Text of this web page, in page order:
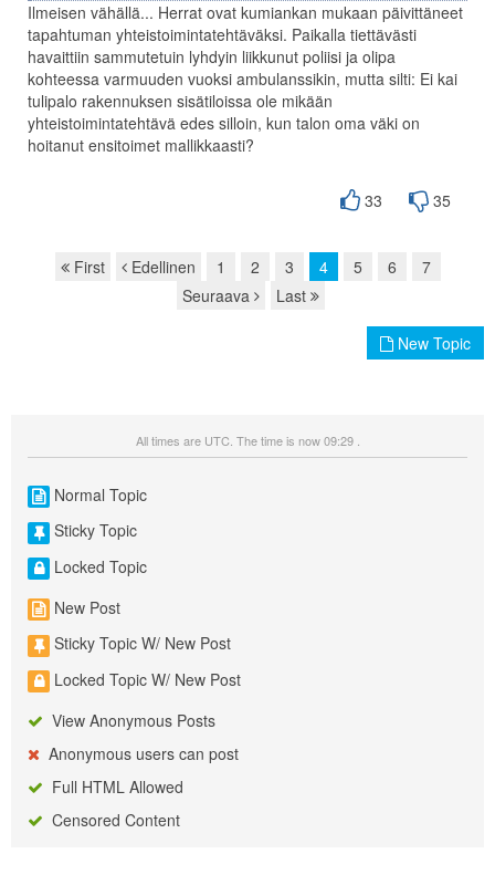
Ilmeisen vähällä... Herrat ovat kumiankan mukaan päivittäneet
tapahtuman yhteistoimintatehtäväksi. Paikalla tiettävästi
havaittiin sammutetuin lyhdyin liikkunut poliisi ja olipa
kohteessa varmuuden vuoksi ambulanssikin, mutta silti: Ei kai
tulipalo rakennuksen sisätiloissa ole mikään
yhteistoimintatehtävä edes silloin, kun talon oma väki on
hoitanut ensitoimet mallikkaasti?
33 35
Page navigation
First Edellinen 1 2 3 4 5 6
7
Seuraava
Last
New Topic
All times are UTC. The time is now 09:29 .
Normal Topic
Sticky Topic
Locked Topic
New Post
Sticky Topic W/ New Post
Locked Topic W/ New Post
View Anonymous Posts
Anonymous users can post
Full HTML Allowed
Censored Content